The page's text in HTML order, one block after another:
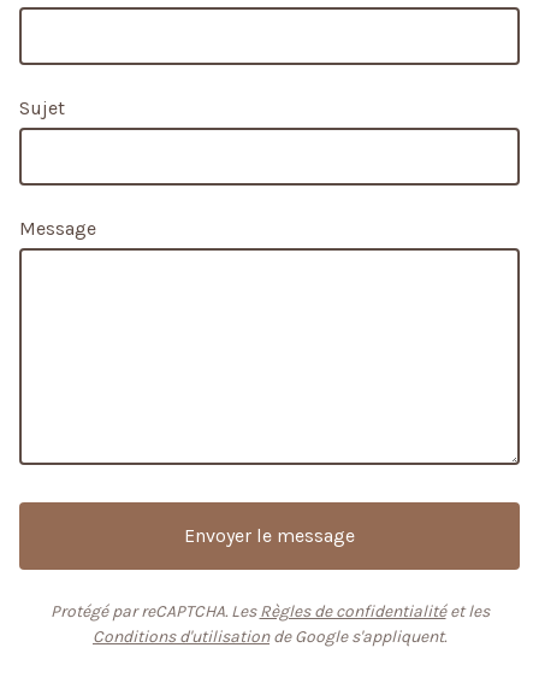
Sujet
Message
Envoyer le message
Protégé par reCAPTCHA. LesRègles de confidentialitéet les
Conditions d'utilisationde Google s'appliquent.